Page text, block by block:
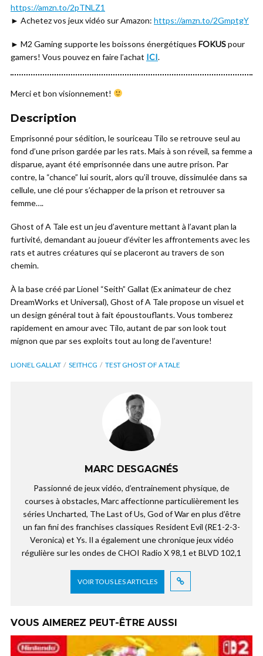
https://amzn.to/2pTNLZ1
► Achetez vos jeux vidéo sur Amazon: https://amzn.to/2GmptgY
► M2 Gaming supporte les boissons énergétiques FOKUSpour
gamers! Vous pouvez en faire l’achat ICI.
Merci et bon visionnement!
Description
Emprisonné pour sédition, le souriceau Tilo se retrouve seul au
fond d’une prison gardée par les rats. Mais à son réveil, sa femme a
disparue, ayant été emprisonnée dans une autre prison. Par
contre, la “chance” lui sourit, alors qu’il trouve, dissimulée dans sa
cellule, une clé pour s’échapper de la prison et retrouver sa
femme….
Ghost of A Tale est un jeu d’aventure mettant à l’avant plan la
furtivité, demandant au joueur d’éviter les affrontements avec les
rats et autres créatures qui se placeront au travers de son
chemin.
À la base créé par Lionel “Seith” Gallat (Ex animateur de chez
DreamWorks et Universal), Ghost of A Tale propose un visuel et
un design général tout à fait époustouflants. Vous tomberez
rapidement en amour avec Tilo, autant de par son look tout
mignon que par ses exploits tout au long de l’aventure!
LIONEL GALLAT SEITHCG TEST GHOST OF A TALE
MARC DESGAGNÉS
Passionné de jeux vidéo, d’entrainement physique, de
courses à obstacles, Marc affectionne particulièrement les
séries Uncharted, The Last of Us, God of War en plus d’être
un fan fini des franchises classiques Resident Evil (RE1-2-3-
Veronica) et Ys. Il a également une chronique jeux vidéo
régulière sur les ondes de CHOI Radio X 98,1 et BLVD 102,1
VOIR TOUS LES ARTICLES
VOUS AIMEREZ PEUT-ÊTRE AUSSI